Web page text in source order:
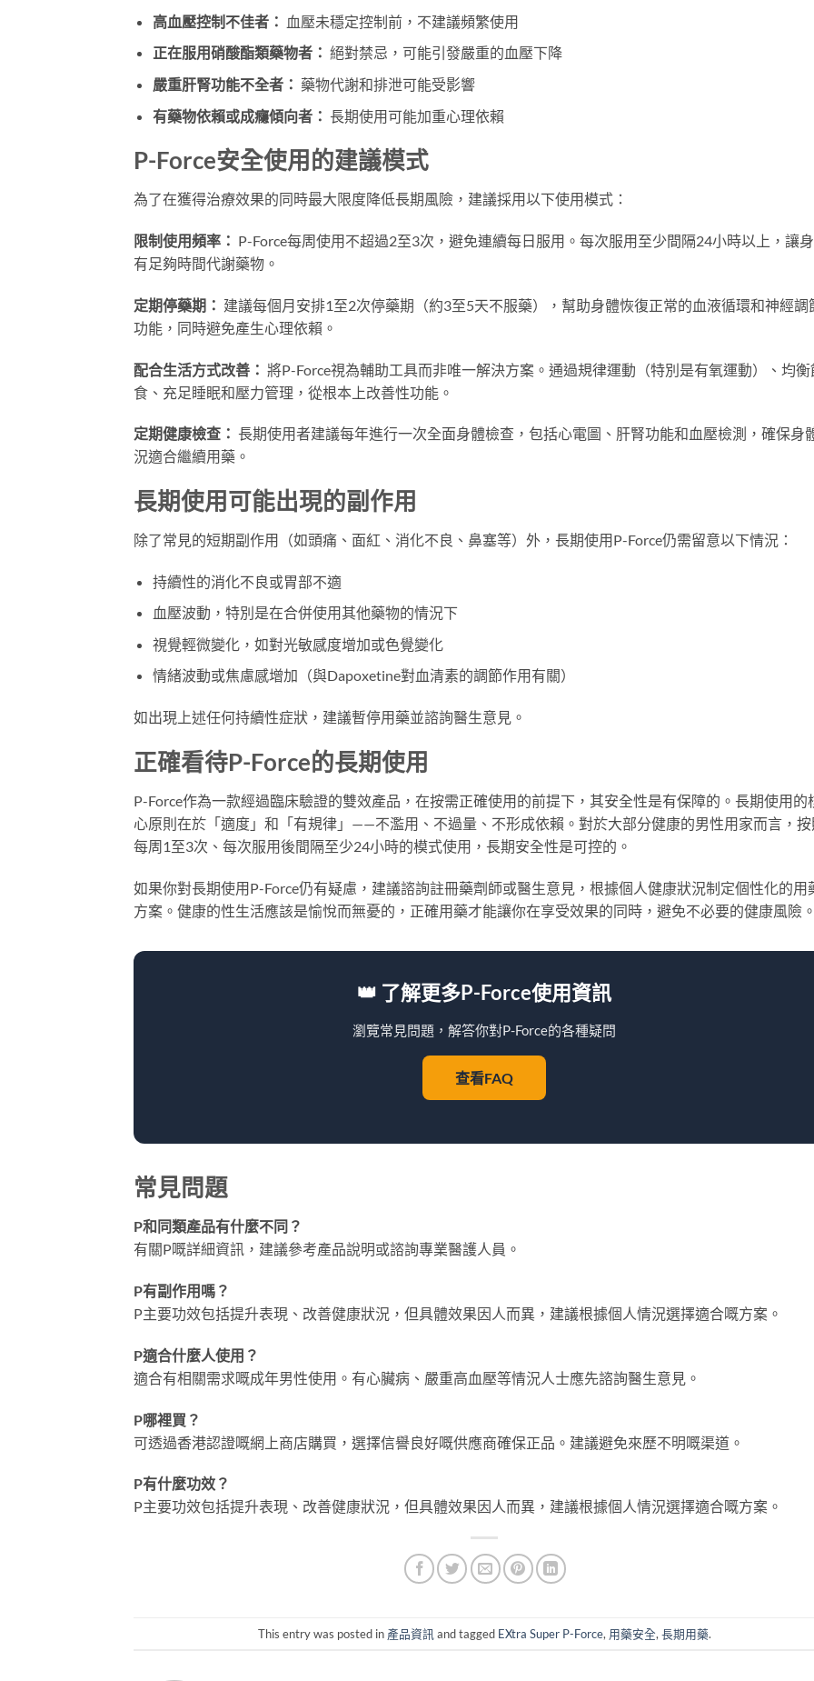
高血壓控制不佳者： 血壓未穩定控制前，不建議頻繁使用
正在服用硝酸酯類藥物者： 絕對禁忌，可能引發嚴重的血壓下降
嚴重肝腎功能不全者： 藥物代謝和排泄可能受影響
有藥物依賴或成癮傾向者： 長期使用可能加重心理依賴
P-Force安全使用的建議模式
為了在獲得治療效果的同時最大限度降低長期風險，建議採用以下使用模式：
限制使用頻率： P-Force每周使用不超過2至3次，避免連續每日服用。每次服用至少間隔24小時以上，讓
有足夠時間代謝藥物。
定期停藥期： 建議每個月安排1至2次停藥期（約3至5天不服藥），幫助身體恢復正常的血液循環和神經調
功能，同時避免產生心理依賴。
配合生活方式改善： 將P-Force視為輔助工具而非唯一解決方案。通過規律運動（特別是有氧運動）、均衡
食、充足睡眠和壓力管理，從根本上改善性功能。
定期健康檢查： 長期使用者建議每年進行一次全面身體檢查，包括心電圖、肝腎功能和血壓檢測，確保身
況適合繼續用藥。
長期使用可能出現的副作用
除了常見的短期副作用（如頭痛、面紅、消化不良、鼻塞等）外，長期使用P-Force仍需留意以下情況：
持續性的消化不良或胃部不適
血壓波動，特別是在合併使用其他藥物的情況下
視覺輕微變化，如對光敏感度增加或色覺變化
情緒波動或焦慮感增加（與Dapoxetine對血清素的調節作用有關）
如出現上述任何持續性症狀，建議暫停用藥並諮詢醫生意見。
正確看待P-Force的長期使用
P-Force作為一款經過臨床驗證的雙效產品，在按需正確使用的前提下，其安全性是有保障的。長期使用的
心原則在於「適度」和「有規律」——不濫用、不過量、不形成依賴。對於大部分健康的男性用家而言，
每周1至3次、每次服用後間隔至少24小時的模式使用，長期安全性是可控的。
如果你對長期使用P-Force仍有疑慮，建議諮詢註冊藥劑師或醫生意見，根據個人健康狀況制定個性化的用
方案。健康的性生活應該是愉悅而無憂的，正確用藥才能讓你在享受效果的同時，避免不必要的健康風險
👑 了解更多P-Force使用資訊
瀏覽常見問題，解答你對P-Force的各種疑問
查看FAQ
常見問題
P和同類產品有什麼不同？
有關P嘅詳細資訊，建議參考產品說明或諮詢專業醫護人員。
P有副作用嗎？
P主要功效包括提升表現、改善健康狀況，但具體效果因人而異，建議根據個人情況選擇適合嘅方案。
P適合什麼人使用？
適合有相關需求嘅成年男性使用。有心臟病、嚴重高血壓等情況人士應先諮詢醫生意見。
P哪裡買？
可透過香港認證嘅網上商店購買，選擇信譽良好嘅供應商確保正品。建議避免來歷不明嘅渠道。
P有什麼功效？
P主要功效包括提升表現、改善健康狀況，但具體效果因人而異，建議根據個人情況選擇適合嘅方案。
This entry was posted in 產品資訊 and tagged EXtra Super P-Force, 用藥安全, 長期用藥.